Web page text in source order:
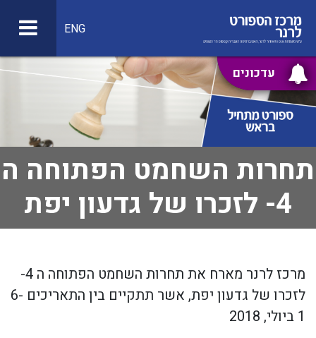
עדכונים
ENG
תחרות השחמט הפתוחה ה
4- לזכרו של גדעון יפת
מרכז לרנר מארח את תחרות השחמט הפתוחה ה 4-
לזכרו של גדעון יפת, אשר תתקיים בין התאריכים 6-
1 ביולי, 2018